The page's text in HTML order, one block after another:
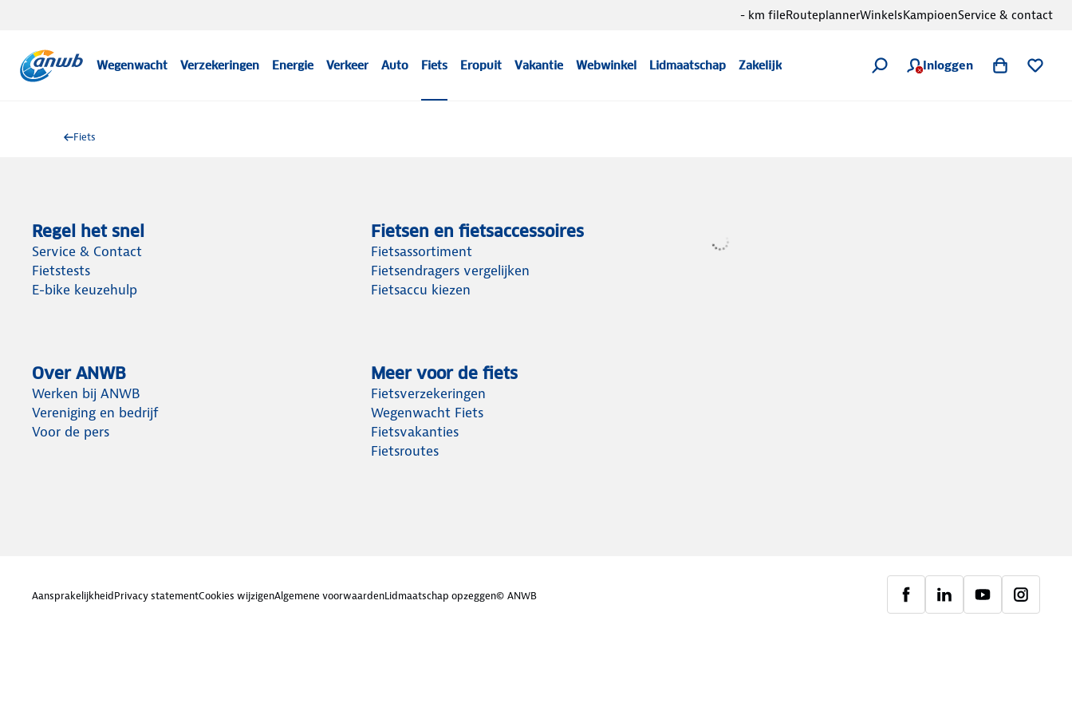
Wegenwacht Verzekeringen Energie Verkeer Auto Fiets Eropuit Vakantie Webwinkel Lidmaatschap Zakelijk Inloggen
- km fileRouteplannerWinkelsKampioenService & contact
Fiets
Regel het snel
Service & Contact
Fietstests
E-bike keuzehulp
Fietsen en fietsaccessoires
Fietsassortiment
Fietsendragers vergelijken
Fietsaccu kiezen
Over ANWB
Werken bij ANWB
Vereniging en bedrijf
Voor de pers
Meer voor de fiets
Fietsverzekeringen
Wegenwacht Fiets
Fietsvakanties
Fietsroutes
AansprakelijkheidPrivacy statementCookies wijzigenAlgemene voorwaardenLidmaatschap opzeggen© ANWB